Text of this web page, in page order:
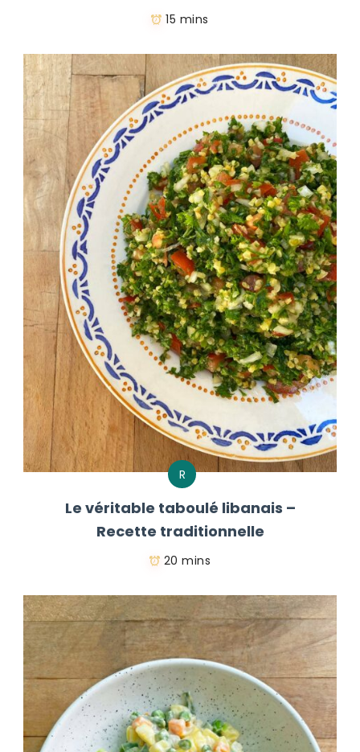
15 mins
R
Le véritable taboulé libanais –
Recette traditionnelle
20 mins